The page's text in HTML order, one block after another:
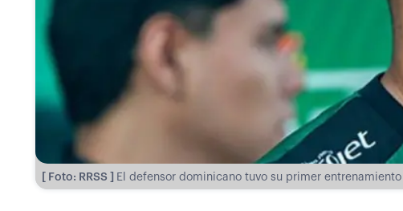
[ Foto: RRSS ] El defensor dominicano tuvo su primer